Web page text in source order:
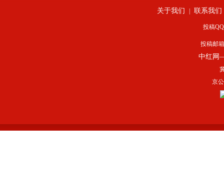
关于我们 联系我们
投稿
投稿邮
中红网
京